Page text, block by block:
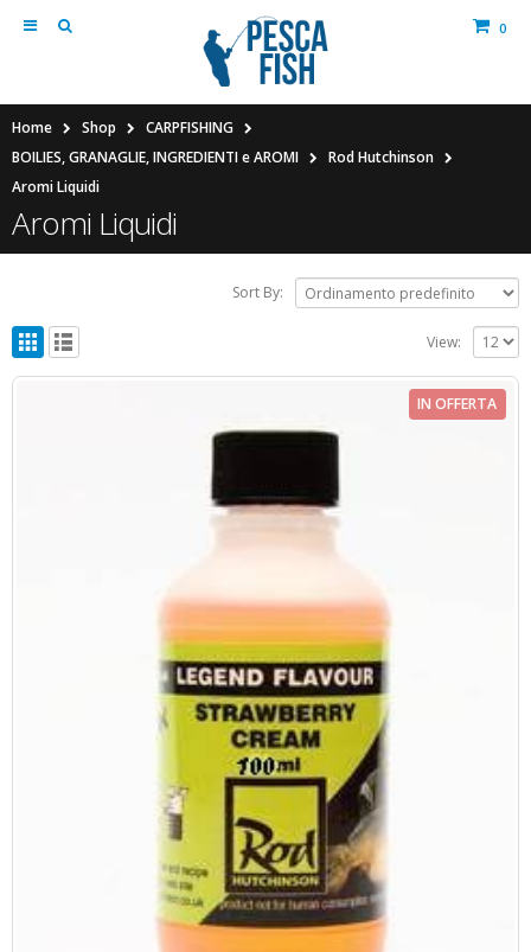
0
Home Shop
CARPFISHING
BOILIES, GRANAGLIE, INGREDIENTI e AROMI
Rod Hutchinson
Aromi Liquidi
Aromi Liquidi
Sort By:
View:
IN OFFERTA